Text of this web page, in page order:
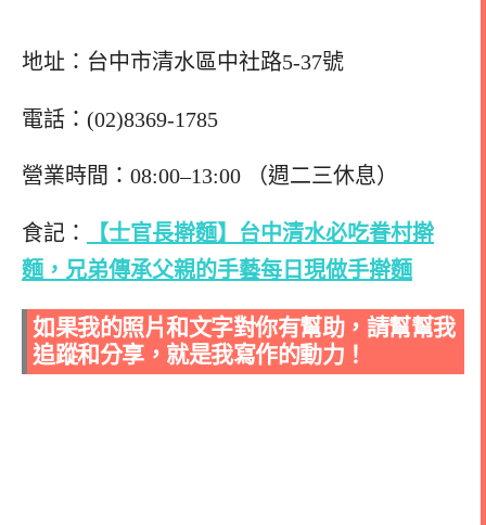
地址：台中市清水區中社路5-37號
電話：(02)8369-1785
營業時間：08:00–13:00 （週二三休息）
食記：
【士官長擀麵】台中清水必吃眷村擀
麵，兄弟傳承父親的手藝每日現做手擀麵
如果我的照片和文字對你有幫助，請幫幫我
追蹤和分享，就是我寫作的動力！